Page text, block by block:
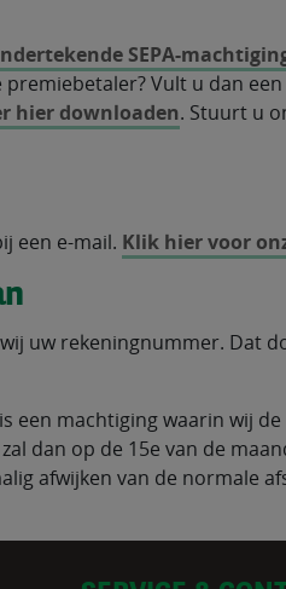
SEPA-
Vult u dan
hier downloaden. Stuurt u
een e-mail. Klik hier voor
uw rekeningnummer. Dat
een machtiging waarin wij
dan op de 15e van de
afwijken van de normale